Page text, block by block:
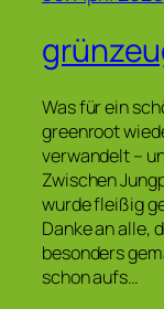
Was für ein
greenroot
verwandelt –
Zwischen
wurde fleißig
Danke an alle,
besonders
schon aufs…